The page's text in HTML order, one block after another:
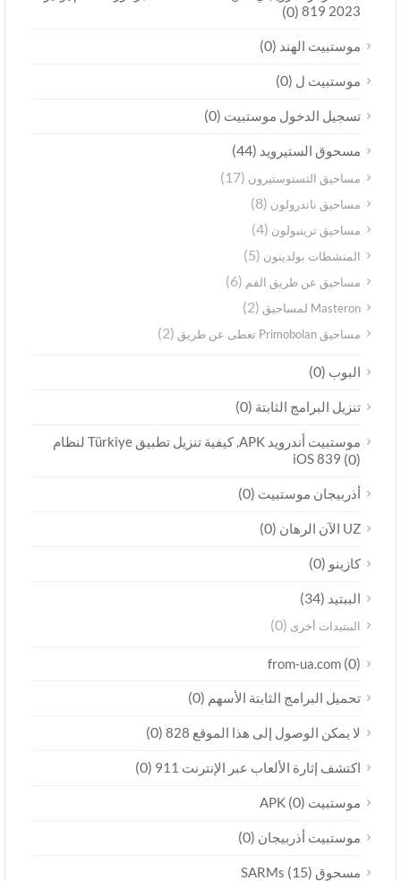
2023 819
(0)
موستبيت الهند(0)
موستبيت ل (0)
تسجيل الدخول موستبيت(0)
مسحوق الستيرويد(44)
مساحيق التستوستيرون(17)
مساحيق ناندرولون(8)
مساحيق ترينبولون(4)
المنشطات بولدينون(5)
مساحيق عن طريق الفم(6)
Masteron لمساحيق (2)
مساحيق Primobolan تعطى عن طريق (2)
البوب(0)
تنزيل البرامج الثابتة(0)
موستبيت أندرويد APK, كيفية تنزيل تطبيق Türkiye لنظام
iOS 839(0)
أذربيجان موستبيت(0)
UZ الآن الرهان (0)
كازينو(0)
الببتيد(34)
الببتيدات أخرى (0)
from-ua.com(0)
تحميل البرامج الثابتة الأسهم(0)
لا يمكن الوصول إلى هذا الموقع 828 (0)
اكتشف إثارة الألعاب عبر الإنترنت 911 (0)
موستبيت APK(0)
موستبيت أذربيجان(0)
مسحوق SARMs(15)